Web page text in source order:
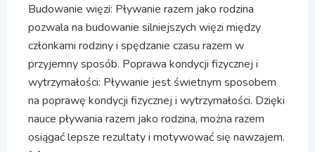
Budowanie więzi: Pływanie razem jako rodzina
pozwala na budowanie silniejszych więzi między
członkami rodziny i spędzanie czasu razem w
przyjemny sposób. Poprawa kondycji fizycznej i
wytrzymałości: Pływanie jest świetnym sposobem
na poprawę kondycji fizycznej i wytrzymałości. Dzięki
nauce pływania razem jako rodzina, można razem
osiągać lepsze rezultaty i motywować się nawzajem.